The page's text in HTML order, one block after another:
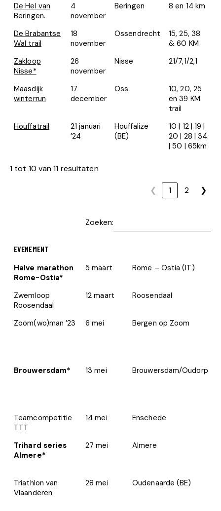
De Hel van
Beringen.
4
november
Beringen 8 en 14 km
De Brabantse
Wal trail
18
november
Ossendrecht
15, 25, 38
& 60 KM
Zakloop
Nisse*
26
november
Nisse 21/7,1/2,1
Maasdijk
winterrun
17
december
Oss
10, 20, 25
en 39 KM
trail
Houffatrail
21 januari
’24
Houffalize
(BE)
10 | 12 | 19 |
20 | 28 | 34
| 50 | 65km
1 tot 10 van 11 resultaten
❮ 1 2 ❯
Zoeken:
EVENEMENT
EVENEMENT
DATUM LOCATIE
Halve marathon
Rome-Ostia*
5 maart Rome – Ostia (IT)
Zwemloop
Roosendaal
12 maart Roosendaal
Zoom(wo)man ’23
6 mei Bergen op Zoom
Brouwersdam* 13 mei Brouwersdam/Oudorp
Teamcompetitie
TTT
14 mei Enschede
Trihard series
Almere*
27 mei Almere
Triathlon van
Vlaanderen
28 mei Oudenaarde (BE)